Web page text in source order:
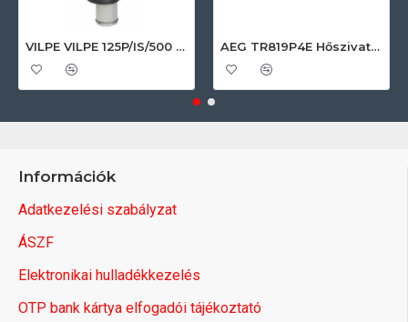
VILPE VILPE 125P/IS/500 FLOW tetőszellőző, fekete Szellőztető ventilátor tartozékok AEG TR819P4E Hőszivattyús szárítógép
Információk
Adatkezelési szabályzat
ÁSZF
Elektronikai hulladékkezelés
OTP bank kártya elfogadói tájékoztató